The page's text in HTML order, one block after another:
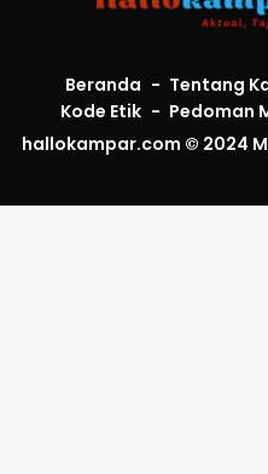
Beranda Tentang
Kode Etik
Pedoman
hallokampar.com © 2024